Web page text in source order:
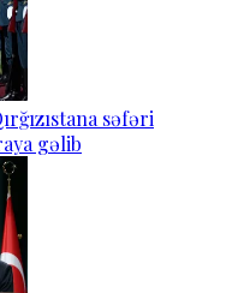
səfəri
gəlib